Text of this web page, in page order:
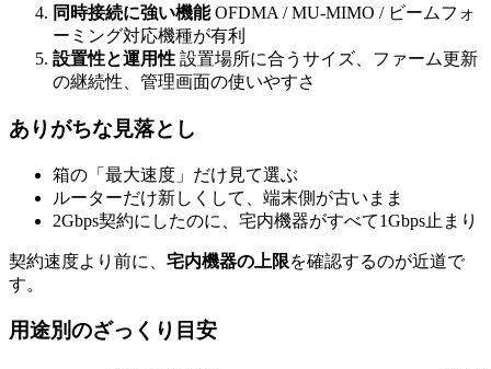
同時接続に強い機能OFDMA / MU-MIMO / ビームフォ
ーミング対応機種が有利
設置性と運用性 設置場所に合うサイズ、ファーム更新
の継続性、管理画面の使いやすさ
ありがちな見落とし
箱の「最大速度」だけ見て選ぶ
ルーターだけ新しくして、端末側が古いまま
2Gbps契約にしたのに、宅内機器がすべて1Gbps止まり
契約速度より前に、 宅内機器の上限を確認するのが近道で
す。
用途別のざっくり目安